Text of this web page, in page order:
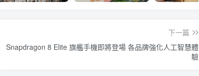
下一篇
Snapdragon 8 Elite 旗艦手機即將登場 各品牌強化人工智慧體
驗